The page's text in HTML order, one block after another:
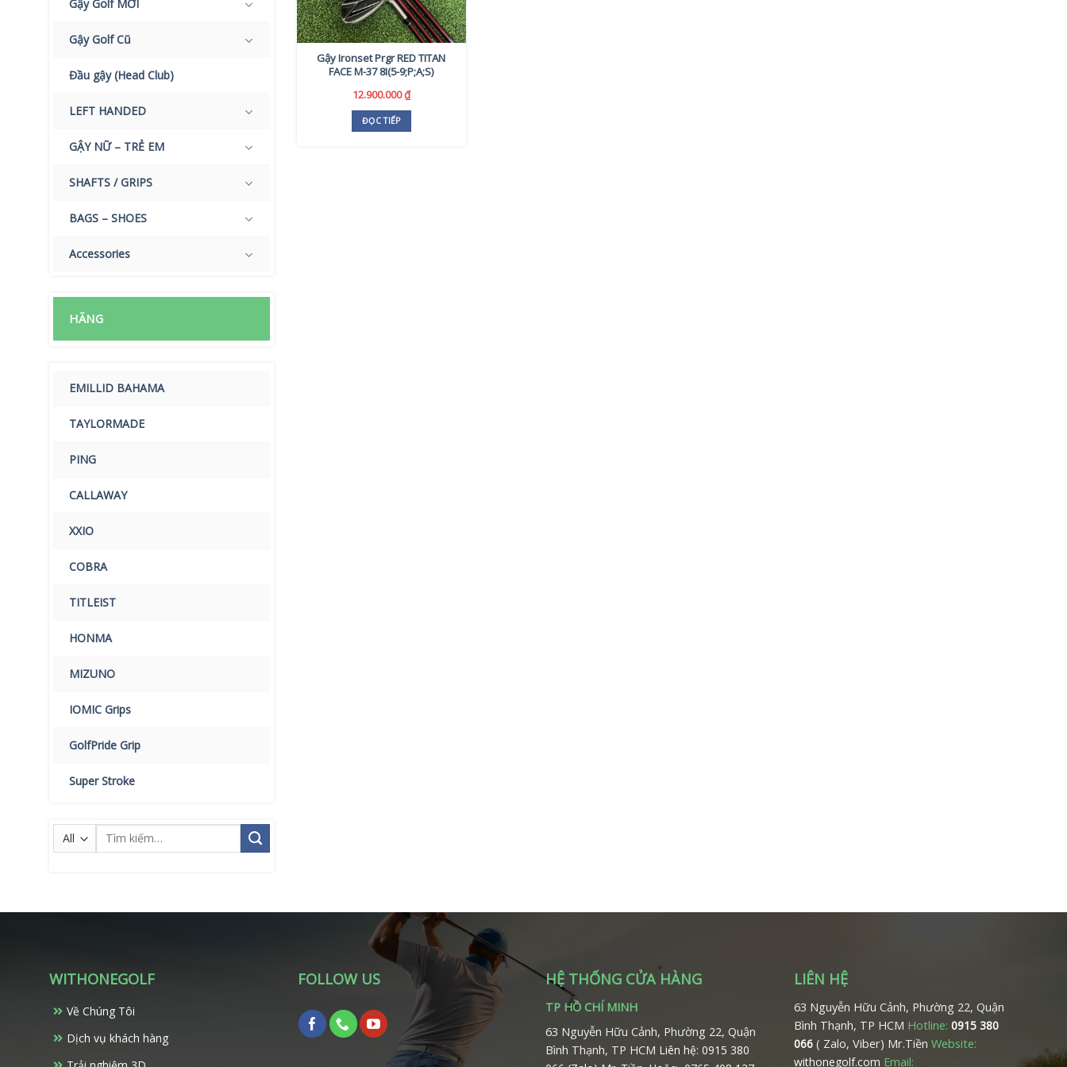
Gậy Golf MỚI
Gậy Golf Cũ
Đầu gậy (Head Club)
LEFT HANDED
GẬY NỮ – TRẺ EM
SHAFTS / GRIPS
BAGS – SHOES
Accessories
HÃNG
EMILLID BAHAMA
TAYLORMADE
PING
CALLAWAY
XXIO
COBRA
TITLEIST
HONMA
MIZUNO
IOMIC Grips
GolfPride Grip
Super Stroke
Tìm
kiếm:
Gậy Ironset Prgr RED TITAN
FACE M-37 8I(5-9;P;A;S)
12.900.000₫
ĐỌC TIẾP
WITHONEGOLF
Về Chúng Tôi
Dịch vụ khách hàng
FOLLOW US HỆ THỐNG CỬA HÀNG
TP HỒ CHÍ MINH
63 Nguyễn Hữu Cảnh, Phường 22, Quận
Bình Thạnh, TP HCM Liên hệ: 0915 380
LIÊN HỆ
63 Nguyễn Hữu Cảnh, Phường 22, Quận
Bình Thạnh, TP HCM Hotline: 0915 380
066( Zalo, Viber) Mr.Tiền Website:
withonegolf.com Email: